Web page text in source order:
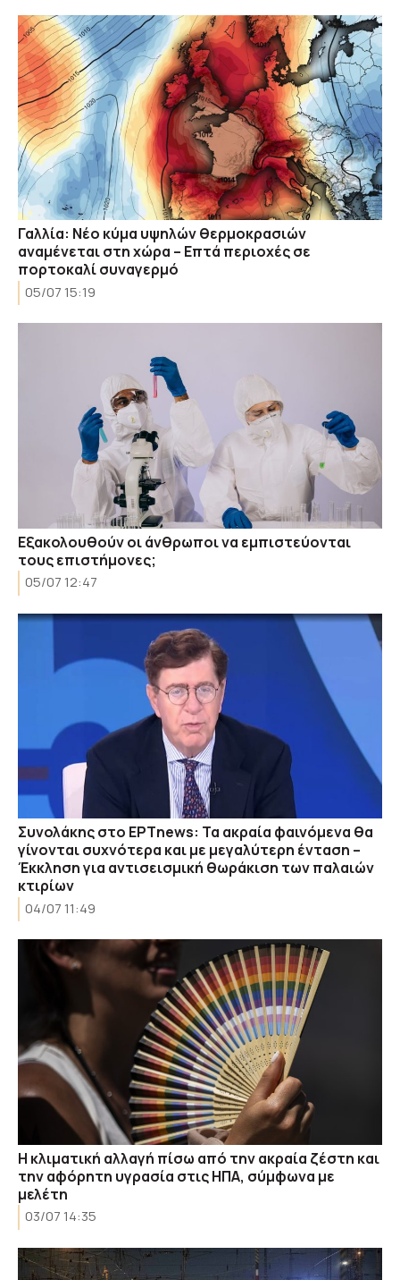
Γαλλία: Νέο κύμα υψηλών θερμοκρασιών
αναμένεται στη χώρα – Eπτά περιοχές σε
πορτοκαλί συναγερμό
05/07 15:19
Εξακολουθούν οι άνθρωποι να εμπιστεύονται
τους επιστήμονες;
05/07 12:47
Συνολάκης στο ΕΡΤnews: Τα ακραία φαινόμενα θα
γίνονται συχνότερα και με μεγαλύτερη ένταση –
Έκκληση για αντισεισμική θωράκιση των παλαιών
κτιρίων
04/07 11:49
Η κλιματική αλλαγή πίσω από την ακραία ζέστη και
την αφόρητη υγρασία στις ΗΠΑ, σύμφωνα με
μελέτη
03/07 14:35